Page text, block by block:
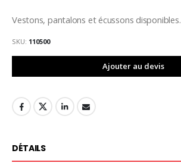
Vestons, pantalons et écussons disponibles.
SKU 110500
Ajouter au devis
DÉTAILS